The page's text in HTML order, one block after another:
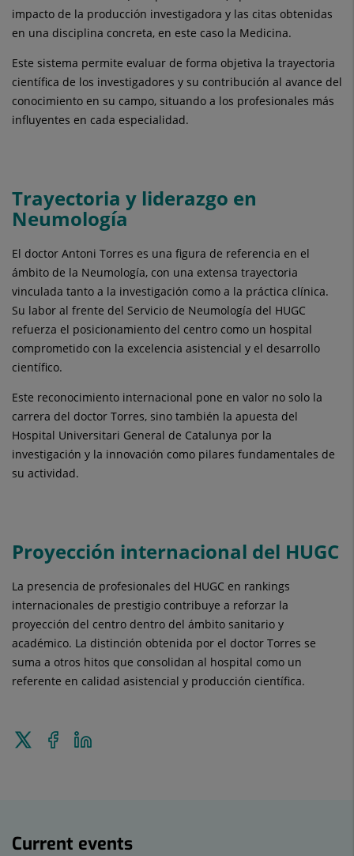
impacto de la producción investigadora y las citas obtenidas
en una disciplina concreta, en este caso la Medicina.
Este sistema permite evaluar de forma objetiva la trayectoria
científica de los investigadores y su contribución al avance del
conocimiento en su campo, situando a los profesionales más
influyentes en cada especialidad.
Trayectoria y liderazgo en
Neumología
El doctor Antoni Torres es una figura de referencia en el
ámbito de la Neumología, con una extensa trayectoria
vinculada tanto a la investigación como a la práctica clínica.
Su labor al frente del Servicio de Neumología del HUGC
refuerza el posicionamiento del centro como un hospital
comprometido con la excelencia asistencial y el desarrollo
científico.
Este reconocimiento internacional pone en valor no solo la
carrera del doctor Torres, sino también la apuesta del
Hospital Universitari General de Catalunya por la
investigación y la innovación como pilares fundamentales de
su actividad.
Proyección internacional del HUGC
La presencia de profesionales del HUGC en rankings
internacionales de prestigio contribuye a reforzar la
proyección del centro dentro del ámbito sanitario y
académico. La distinción obtenida por el doctor Torres se
suma a otros hitos que consolidan al hospital como un
referente en calidad asistencial y producción científica.
Tweet
this
Share
on
Current events